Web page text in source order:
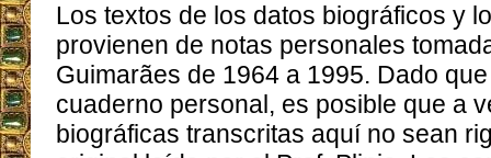
Los textos de los datos biográficos y
provienen de notas personales
Guimarães de 1964 a 1995. Dado
cuaderno personal, es posible que a
biográficas transcritas aquí no sean